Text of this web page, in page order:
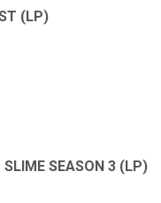
(LP)
SEASON 3 (LP)